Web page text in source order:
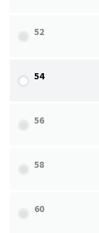
52
54
56
58
60